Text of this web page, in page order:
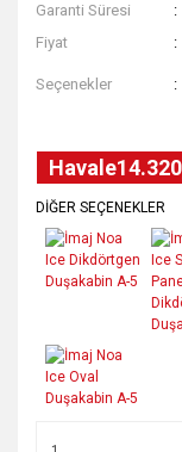
Garanti Süresi
Fiyat
Seçenekler
Havale
DİĞER SEÇENEKLER